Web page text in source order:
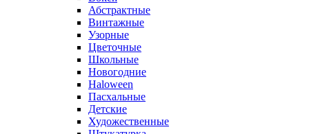
Абстрактные
Винтажные
Узорные
Цветочные
Школьные
Новогодние
Haloween
Пасхальные
Детские
Художественные